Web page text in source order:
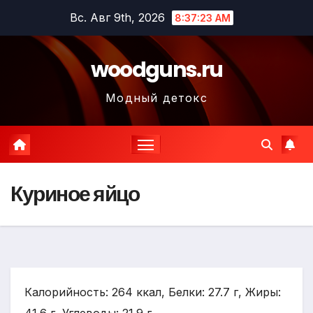
содержимому
Вс. Авг 9th, 2026 8:37:25 AM
woodguns.ru
Модный детокс
Куриное яйцо
Калорийность: 264 ккал, Белки: 27.7 г, Жиры: